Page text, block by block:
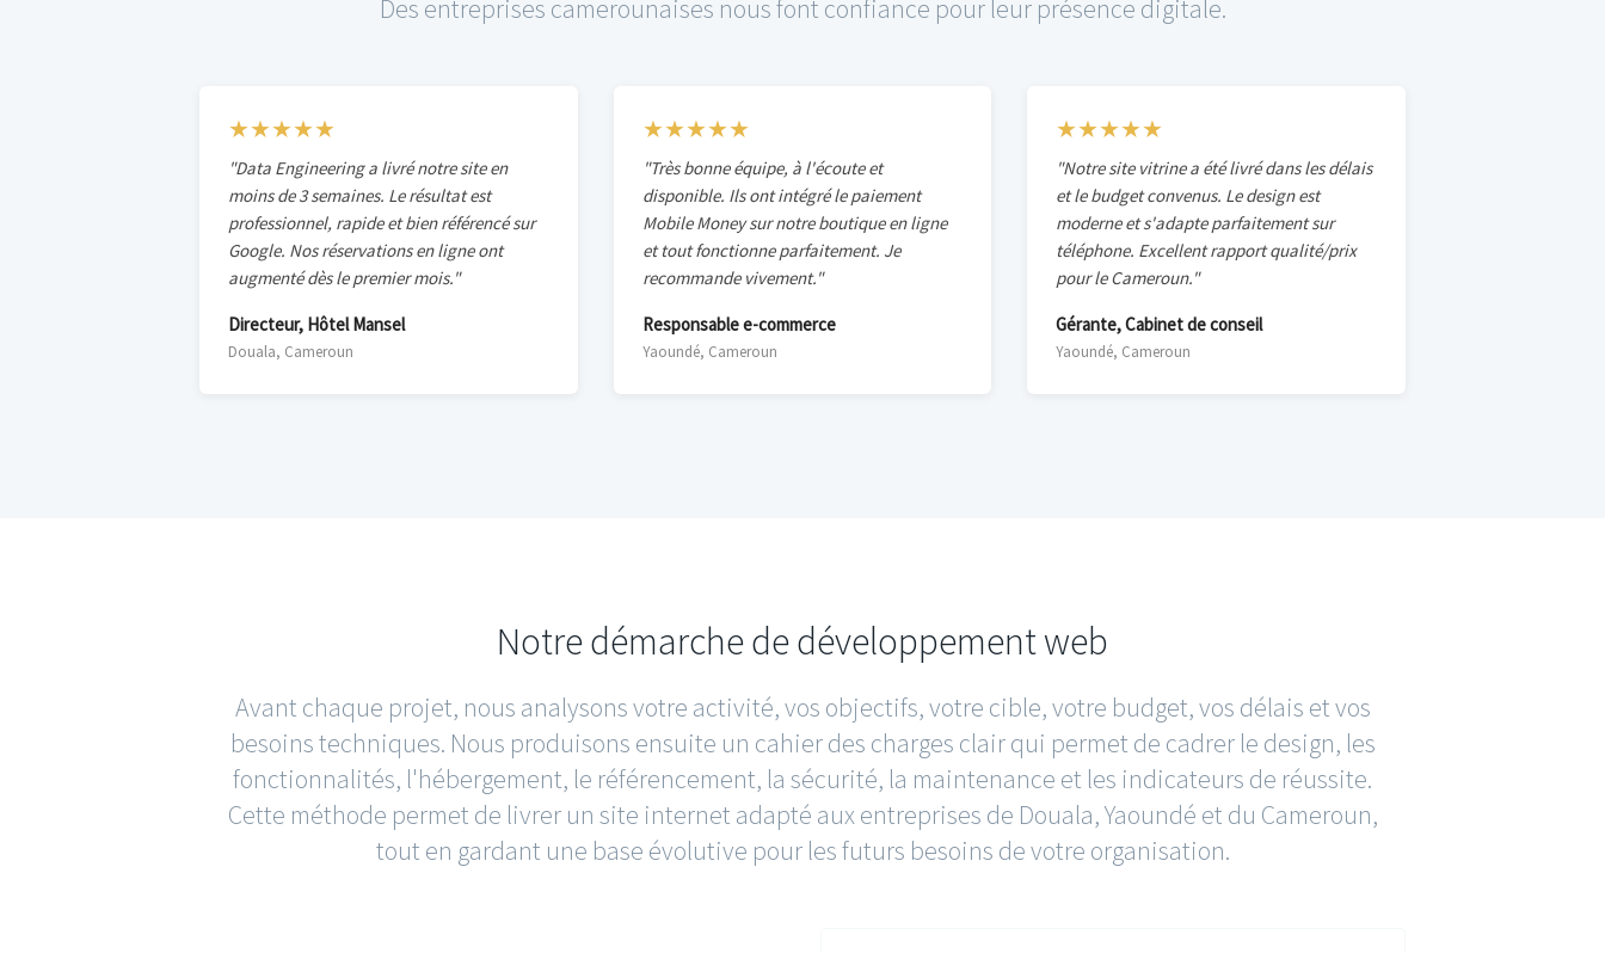
Des entreprises camerounaises nous font confiance pour leur présence digitale.
★★★★★
"Data Engineering a livré notre site en
moins de 3 semaines. Le résultat est
professionnel, rapide et bien référencé sur
Google. Nos réservations en ligne ont
augmenté dès le premier mois."
Directeur, Hôtel Mansel
Douala, Cameroun
★★★★★
"Très bonne équipe, à l'écoute et
disponible. Ils ont intégré le paiement
Mobile Money sur notre boutique en ligne
et tout fonctionne parfaitement. Je
recommande vivement."
Responsable e-commerce
Yaoundé, Cameroun
★★★★★
"Notre site vitrine a été livré dans les délais
et le budget convenus. Le design est
moderne et s'adapte parfaitement sur
téléphone. Excellent rapport qualité/prix
pour le Cameroun."
Gérante, Cabinet de conseil
Yaoundé, Cameroun
Notre démarche de développement web
Avant chaque projet, nous analysons votre activité, vos objectifs, votre cible, votre budget, vos délais et vos
besoins techniques. Nous produisons ensuite un cahier des charges clair qui permet de cadrer le design, les
fonctionnalités, l'hébergement, le référencement, la sécurité, la maintenance et les indicateurs de réussite.
Cette méthode permet de livrer un site internet adapté aux entreprises de Douala, Yaoundé et du Cameroun,
tout en gardant une base évolutive pour les futurs besoins de votre organisation.